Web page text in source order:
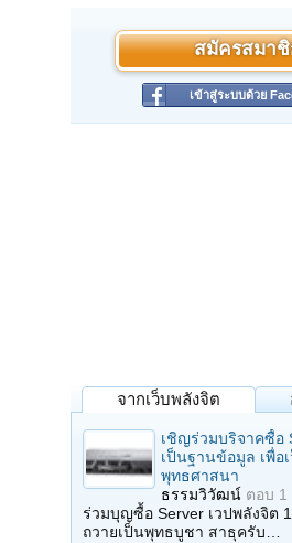
สมัครสมาชิ
เข้าสู่ระบบด้วย
จากเว็บพลังจิต
เชิญร่วมบริจาคซื้อ
เป็นฐานข้อมูล เพื่อ
พุทธศาสนา
ธรรมวิวัฒน์ ตอบ 1
ร่วมบุญซื้อ Server เวปพลังจิต
ถวายเป็นพุทธบูชา สาธุครับ…